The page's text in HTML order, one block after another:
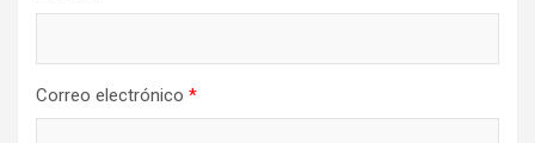
Correo electrónico *